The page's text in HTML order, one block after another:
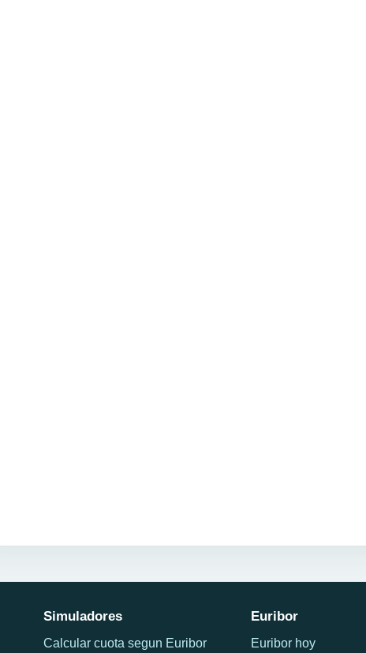
Simuladores
Calcular cuota segun Euribor
Euribor
Euribor hoy